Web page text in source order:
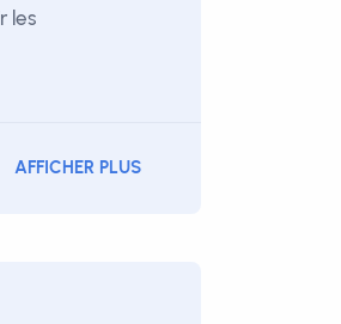
les
AFFICHER PLUS